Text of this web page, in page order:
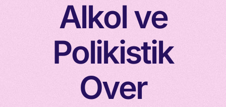
Alkol ve
Polikistik
Over